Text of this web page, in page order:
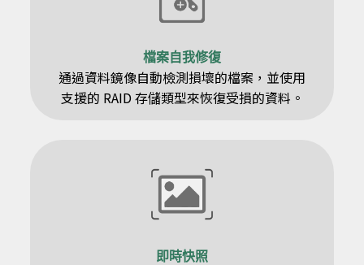
檔案自我修復
通過資料鏡像自動檢測損壞的檔案，並使用
支援的 RAID 存儲類型來恢復受損的資料。
即時快照